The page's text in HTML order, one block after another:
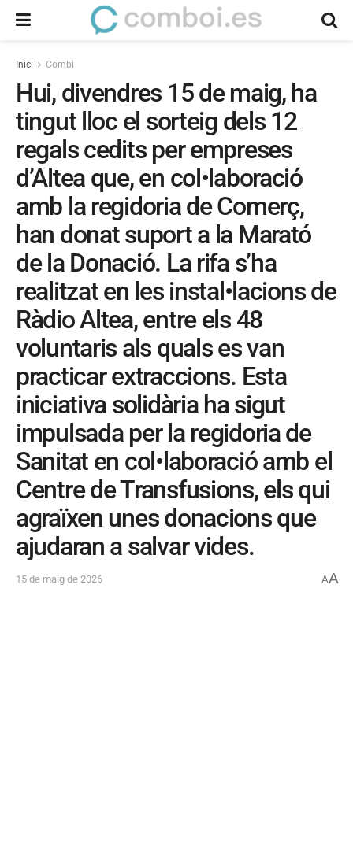
Inici Combi
Hui, divendres 15 de maig, ha
tingut lloc el sorteig dels 12
regals cedits per empreses
d’Altea que, en col•laboració
amb la regidoria de Comerç,
han donat suport a la Marató
de la Donació. La rifa s’ha
realitzat en les instal•lacions de
Ràdio Altea, entre els 48
voluntaris als quals es van
practicar extraccions. Esta
iniciativa solidària ha sigut
impulsada per la regidoria de
Sanitat en col•laboració amb el
Centre de Transfusions, els qui
agraïxen unes donacions que
ajudaran a salvar vides.
15 de maig de 2026 AA